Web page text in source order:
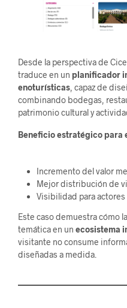
Desde la perspectiva de
traduce en un planificador
enoturísticas, capaz de
combinando bodegas,
patrimonio cultural y
Beneficio estratégico para
Incremento del valor
Mejor distribución de
Visibilidad para
Este caso demuestra cómo
temática en un ecosistema
visitante no consume
diseñadas a medida.